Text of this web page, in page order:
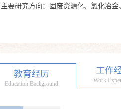
主要研究方向：固废资源化、 氯化冶金
教育经历
Education Background
工作
Work